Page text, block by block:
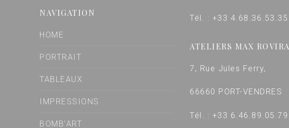
NAVIGATION
HOME
PORTRAIT
TABLEAUX
IMPRESSIONS
BOMB’ART
Tél. : +33 4.68.36.53.35
ATELIERS MAX ROVIRA
7, Rue Jules Ferry,
66660 PORT-VENDRES
Tél. : +33 6.46.89.05.79